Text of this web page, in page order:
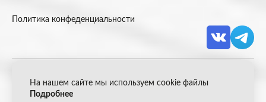
Политика конфеденциальности
© 2026 Акрон Скрап
На нашем сайте мы используем cookie файлы
Подробнее